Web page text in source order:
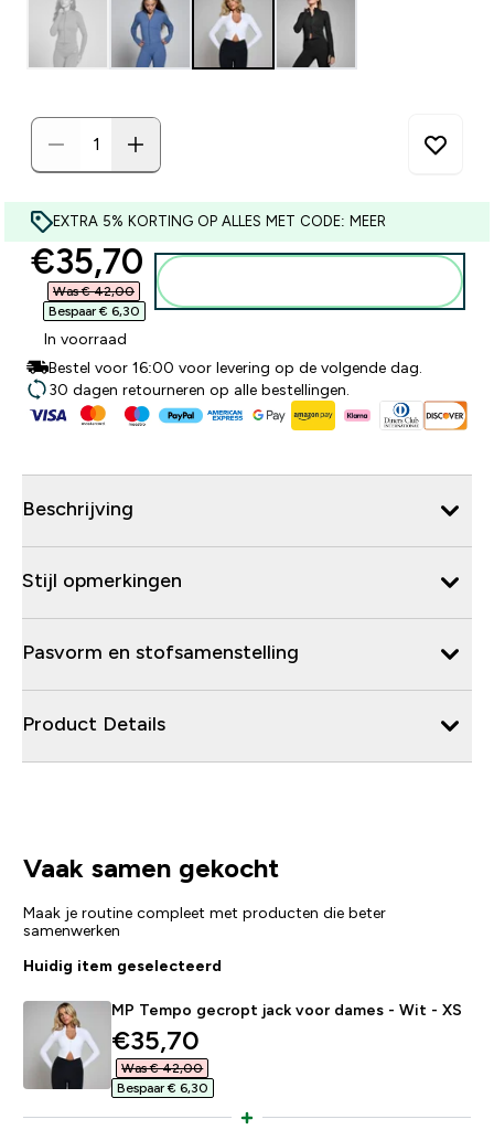
EXTRA 5% KORTING OP ALLES MET CODE: MEER
discounted price
€35,70‎
Was € 42,00‎
Bespaar € 6,30‎
In voorraad
Bestel voor 16:00 voor levering op de volgende dag.
30 dagen retourneren op alle bestellingen.
Beschrijving
Stijl opmerkingen
Pasvorm en stofsamenstelling
Product Details
Vaak samen gekocht
Maak je routine compleet met producten die beter
samenwerken
Huidig item geselecteerd
MP Tempo gecropt jack voor dames - Wit - XS
discounted price
€35,70‎
Was € 42,00‎
Bespaar € 6,30‎